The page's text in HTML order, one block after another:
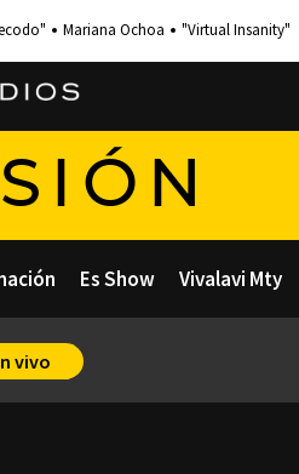
Mariana Ochoa "Virtual Insanity"
Es Show Vivalavi Mty
vivo